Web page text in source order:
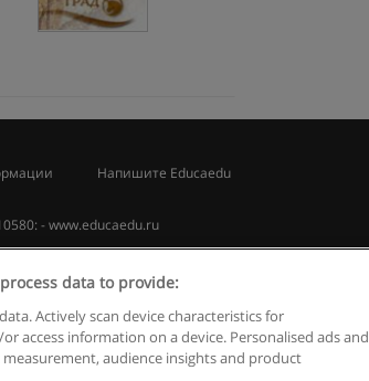
Напишите Educaedu
- www.educaedu.ru
data to provide:
Actively scan device characteristics for
access information on a device. Personalised ads and
audience insights and product